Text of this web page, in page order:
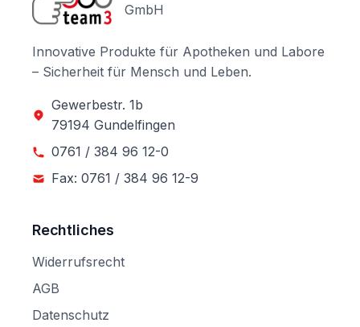
GmbH
Innovative Produkte für Apotheken und Labore
– Sicherheit für Mensch und Leben.
Gewerbestr. 1b
79194 Gundelfingen
0761 / 384 96 12-0
Fax: 0761 / 384 96 12-9
Rechtliches
Widerrufsrecht
AGB
Datenschutz